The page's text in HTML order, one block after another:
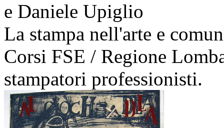
e Daniele Upiglio
La stampa nell'arte e
Corsi FSE / Regione
stampatori professionisti.